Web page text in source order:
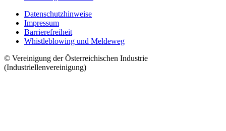
Datenschutzhinweise
Impressum
Barrierefreiheit
Whistleblowing und Meldeweg
© Vereinigung der Österreichischen Industrie
(Industriellenvereinigung)